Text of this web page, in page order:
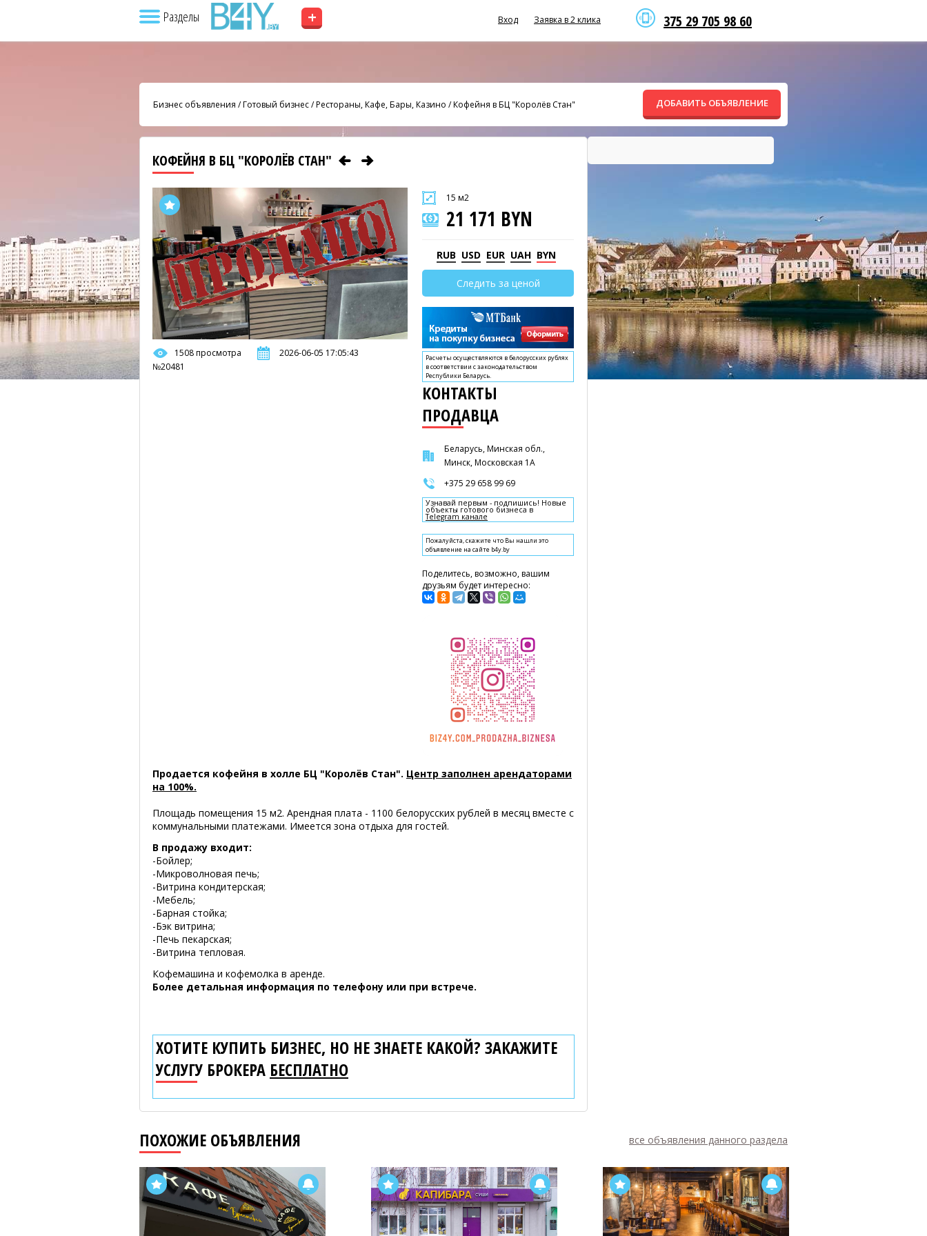
Разделы + 375 29 705 98 60
Вход Заявка в 2 клика
Бизнес объявления /Готовый бизнес/Рестораны, Кафе, Бары, Казино /Кофейня в БЦ "Королёв Стан" ДОБАВИТЬ ОБЪЯВЛЕНИЕ
КОФЕЙНЯ В БЦ "КОРОЛЁВ СТАН"
1508 просмотра
2026-06-05 17:05:43
№20481
15 м2
21 171 BYN
RUB USD EUR UAH BYN
Следить за ценой
Расчеты осуществляются в белорусских рублях
в соответствии с законодательством
Республики Беларусь.
КОНТАКТЫ
ПРОДАВЦА
Беларусь, Минская обл.,
Минск, Московская 1А
+375 29 658 99 69
Узнавай первым - подпишись! Новые
объекты готового бизнеса в
Telegram канале
Пожалуйста, скажите что Вы нашли это
объявление на сайте b4y.by
Поделитесь, возможно, вашим
друзьям будет интересно:
Продается кофейня в холле БЦ "Королёв Стан". Центр заполнен арендаторами
на 100%.
Площадь помещения 15 м2. Арендная плата - 1100 белорусских рублей в месяц вместе с
коммунальными платежами. Имеется зона отдыха для гостей.
В продажу входит:
-Бойлер;
-Микроволновая печь;
-Витрина кондитерская;
-Мебель;
-Барная стойка;
-Бэк витрина;
-Печь пекарская;
-Витрина тепловая.
Кофемашина и кофемолка в аренде.
Более детальная информация по телефону или при встрече.
ХОТИТЕ КУПИТЬ БИЗНЕС, НО НЕ ЗНАЕТЕ КАКОЙ? ЗАКАЖИТЕ
УСЛУГУ БРОКЕРА БЕСПЛАТНО
ПОХОЖИЕ ОБЪЯВЛЕНИЯ все объявления данного раздела